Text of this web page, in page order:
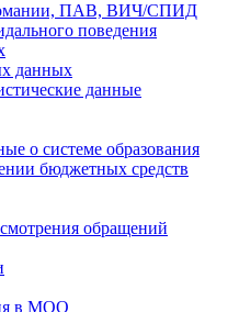
ПАВ, ВИЧ/СПИД
поведения
данных
данные
о системе образования
бюджетных средств
обращений
в МОО